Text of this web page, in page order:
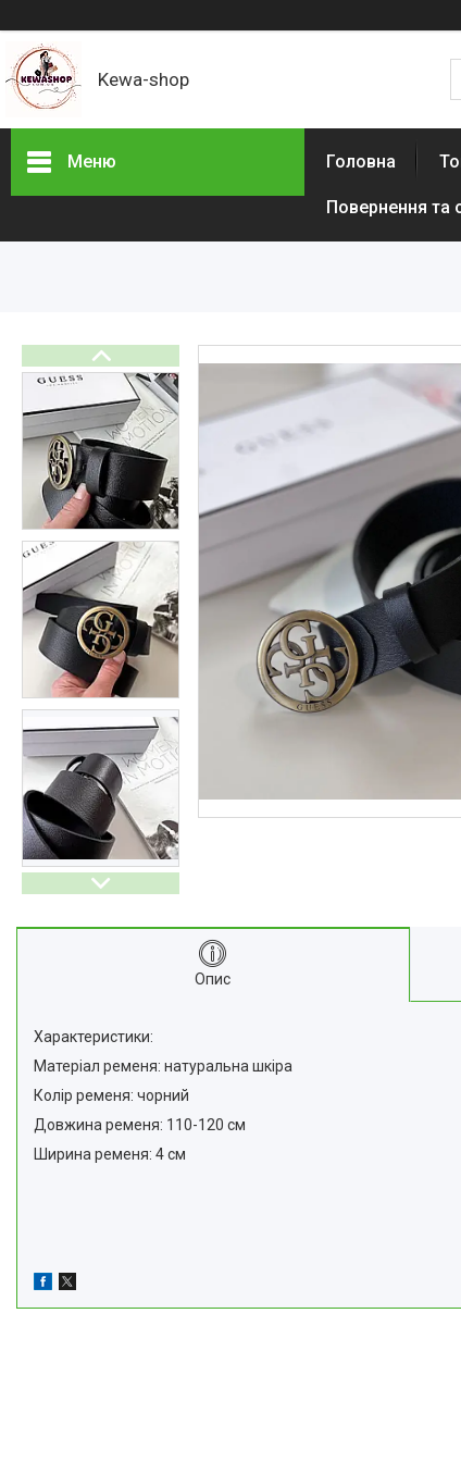
Kewa-shop
Меню
Статті
Головна
Повернення та
Опис
Характеристики:
Матеріал ременя: натуральна шкіра
Колір ременя: чорний
Довжина ременя: 110-120 см
Ширина ременя: 4 см